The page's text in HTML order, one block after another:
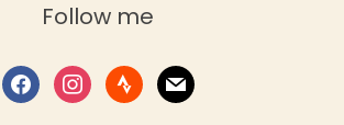
Follow me
facebookinstagram
stravamail